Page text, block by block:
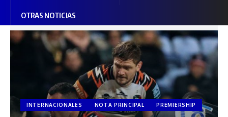
OTRAS NOTICIAS
INTERNACIONALES NOTA PRINCIPAL PREMIERSHIP